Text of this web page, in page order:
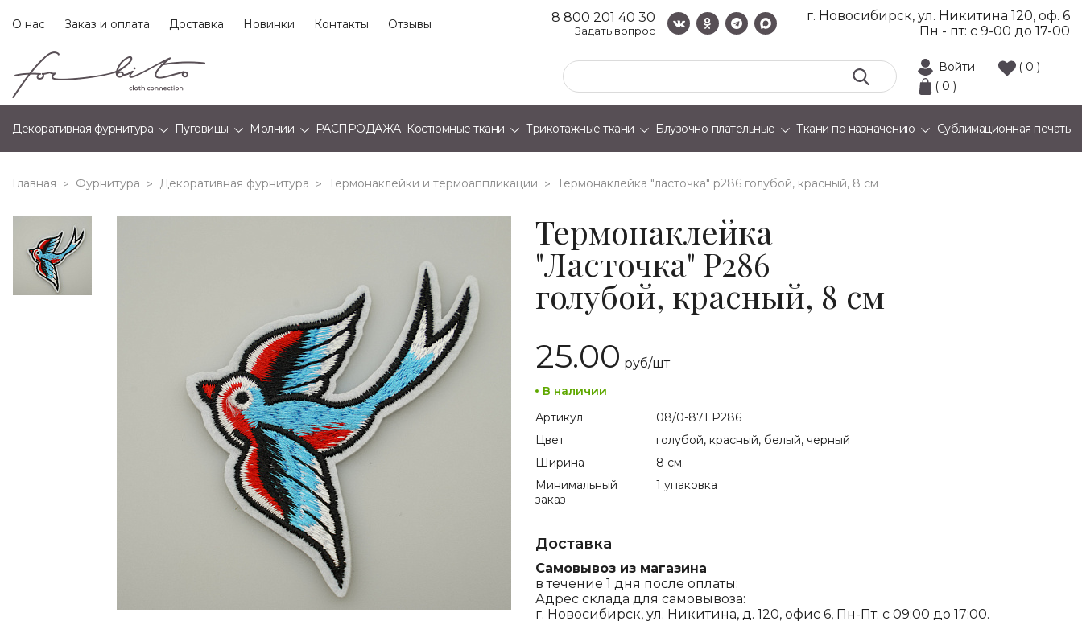
О нас Заказ и оплата Доставка Новинки Контакты Отзывы 8 800 201 40 30
Задать вопрос
г. Новосибирск, ул. Никитина 120, оф. 6
Пн - пт: с 9-00 до 17-00
Войти
( 0 )
( 0 )
Декоративная фурнитура Пуговицы Молнии РАСПРОДАЖА Костюмные ткани Трикотажные ткани Блузочно-плательные Ткани по назначению Сублимационная печать
Главная > Фурнитура > Декоративная фурнитура > Термонаклейки и термоаппликации > термонаклейка "ласточка" p286 голубой, красный, 8 см
Термонаклейка
"Ласточка" P286
голубой, красный, 8 см
25.00 руб/шт
В наличии
Артикул
08/0-871 P286
Цвет
голубой, красный, белый, черный
Ширина
8 см.
Минимальный
заказ
1 упаковка
Доставка
Самовывоз из магазина
в течение 1 дня после оплаты;
Адрес склада для самовывоза:
г. Новосибирск, ул. Никитина, д. 120, офис 6, Пн-Пт: с 09:00 до 17:00.